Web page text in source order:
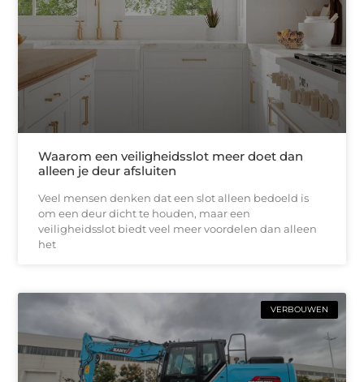
Waarom een veiligheidsslot meer doet dan
alleen je deur afsluiten
Veel mensen denken dat een slot alleen bedoeld is
om een deur dicht te houden, maar een
veiligheidsslot biedt veel meer voordelen dan alleen
het
VERBOUWEN